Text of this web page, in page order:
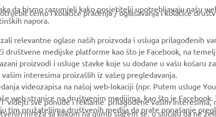
Yamaha Motor Global
da bismo razumjeli kako posjetitelji upotrebljavaju našu
napora.
ćemo i kolačiće praćenja / oglašavanja i kolačiće
relevantne oglase naših proizvoda i usluga prilagođenih
društvene medijske platforme kao što je Facebook, na
proizvodi i usluge stavke koje su dodane u vašu košaru
interesima proizašlih iz vašeg pregledavanja.
videozapisa na našoj web-lokaciji (npr. Putem usluge
web stranice na društvenim medijima, kao što je Facebook.
tim pružateljima društvenih medija da prate ponašanje
videjti sve ponude i reklame prilagođene vašim interesima,
mreža sa klikom na gumb slažem se. u slučaju da ne